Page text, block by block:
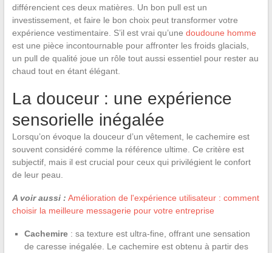
différencient ces deux matières. Un bon pull est un
investissement, et faire le bon choix peut transformer votre
expérience vestimentaire. S’il est vrai qu’une doudoune homme
est une pièce incontournable pour affronter les froids glacials,
un pull de qualité joue un rôle tout aussi essentiel pour rester au
chaud tout en étant élégant.
La douceur : une expérience
sensorielle inégalée
Lorsqu’on évoque la douceur d’un vêtement, le cachemire est
souvent considéré comme la référence ultime. Ce critère est
subjectif, mais il est crucial pour ceux qui privilégient le confort
de leur peau.
A voir aussi : Amélioration de l'expérience utilisateur : comment
choisir la meilleure messagerie pour votre entreprise
Cachemire: sa texture est ultra-fine, offrant une sensation
de caresse inégalée. Le cachemire est obtenu à partir des